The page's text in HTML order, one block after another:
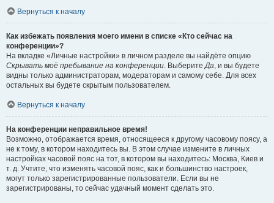
Вернуться к началу
Как избежать появления моего имени в списке «Кто сейчас на
конференции»?
На вкладке «Личные настройки» в личном разделе вы найдёте опцию
Скрывать моё пребывание на конференции. ВыберитеДа, и вы будете
видны только администраторам, модераторам и самому себе. Для всех
остальных вы будете скрытым пользователем.
Вернуться к началу
На конференции неправильное время!
Возможно, отображается время, относящееся к другому часовому поясу, а
не к тому, в котором находитесь вы. В этом случае измените в личных
настройках часовой пояс на тот, в котором вы находитесь: Москва, Киев и
т. д. Учтите, что изменять часовой пояс, как и большинство настроек,
могут только зарегистрированные пользователи. Если вы не
зарегистрированы, то сейчас удачный момент сделать это.